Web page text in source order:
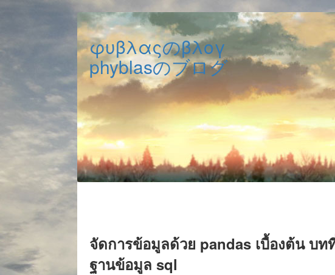
φυβλαςのβλογ
phyblasのブログ
จัดการข้อมูลด้วย pandas เบื้องต้น บ
ฐานข้อมูล sql